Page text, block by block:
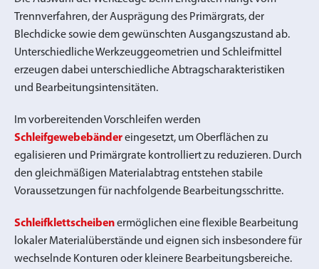
Trennverfahren, der Ausprägung des Primärgrats, der
Blechdicke sowie dem gewünschten Ausgangszustand ab.
Unterschiedliche Werkzeuggeometrien und Schleifmittel
erzeugen dabei unterschiedliche Abtragscharakteristiken
und Bearbeitungsintensitäten.
Im vorbereitenden Vorschleifen werden
Schleifgewebebändereingesetzt, um Oberflächen zu
egalisieren und Primärgrate kontrolliert zu reduzieren. Durch
den gleichmäßigen Materialabtrag entstehen stabile
Voraussetzungen für nachfolgende Bearbeitungsschritte.
Schleifklettscheibenermöglichen eine flexible Bearbeitung
lokaler Materialüberstände und eignen sich insbesondere für
wechselnde Konturen oder kleinere Bearbeitungsbereiche.